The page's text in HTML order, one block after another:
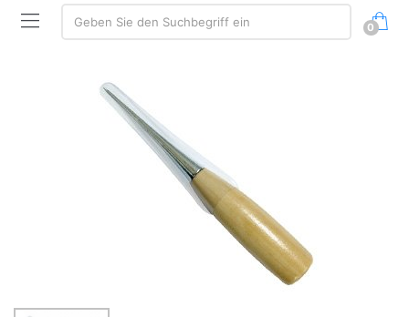
Suche:
Geben Sie den Suchbegriff ein
0